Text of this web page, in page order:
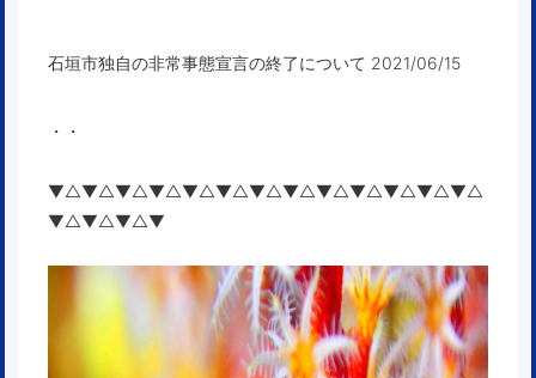
石垣市独自の非常事態宣言の終了について 2021/06/15
・・
▼△▼△▼△▼△▼△▼△▼△▼△▼△▼△▼△▼△▼△
▼△▼△▼△▼